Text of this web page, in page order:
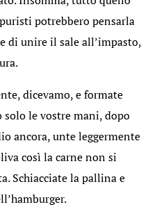
potrebbero pensarla
di unire il sale all’impasto,
dicevamo, e formate
le vostre mani, dopo
ancora, unte leggermente
così la carne non si
Schiacciate la pallina e